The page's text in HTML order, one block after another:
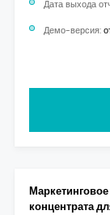
Дата выхода
Демо-версия:
концентрата